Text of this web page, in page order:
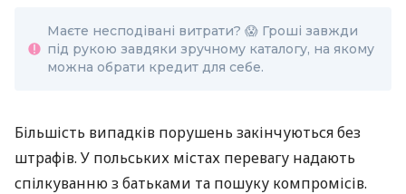
Маєте несподівані витрати? 😱 Гроші завжди
під рукою завдяки зручному каталогу, на якому
можна обрати кредит для себе.
Більшість випадків порушень закінчуються без
штрафів. У польських містах перевагу надають
спілкуванню з батьками та пошуку компромісів.